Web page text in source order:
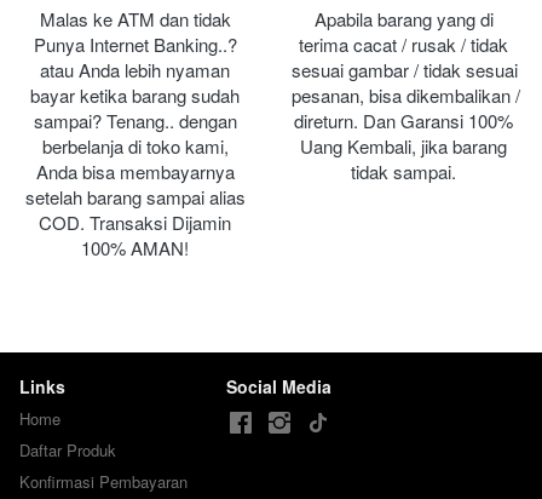
Malas ke ATM dan tidak
Punya Internet Banking..?
atau Anda lebih nyaman
bayar ketika barang sudah
sampai? Tenang.. dengan
berbelanja di toko kami,
Anda bisa membayarnya
setelah barang sampai alias
COD. Transaksi Dijamin
100% AMAN!
Apabila barang yang di
terima cacat / rusak / tidak
sesuai gambar / tidak sesuai
pesanan, bisa dikembalikan /
direturn. Dan Garansi 100%
Uang Kembali, jika barang
tidak sampai.
Links
Home
Daftar Produk
Konfirmasi Pembayaran
Social Media